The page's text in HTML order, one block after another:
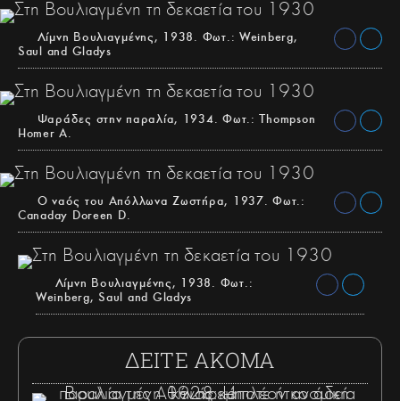
Λίμνη Βουλιαγμένης, 1938. Φωτ.: Weinberg,
Saul and Gladys
Ψαράδες στην παραλία, 1934. Φωτ.: Thompson
Homer A.
Ο ναός του Απόλλωνα Ζωστήρα, 1937. Φωτ.:
Canaday Doreen D.
Λίμνη Βουλιαγμένης, 1938. Φωτ.:
Weinberg, Saul and Gladys
ΔΕΙΤΕ ΑΚΟΜΑ